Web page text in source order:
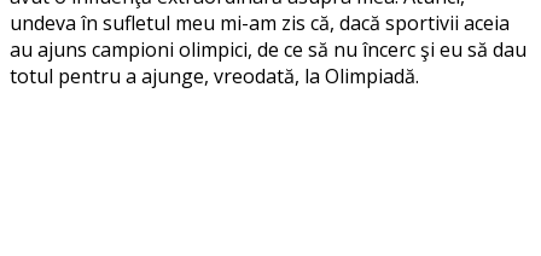
undeva în sufletul meu mi-am zis că, dacă sportivii aceia
au ajuns campioni olimpici, de ce să nu încerc şi eu să dau
totul pentru a ajunge, vreodată, la Olimpiadă.